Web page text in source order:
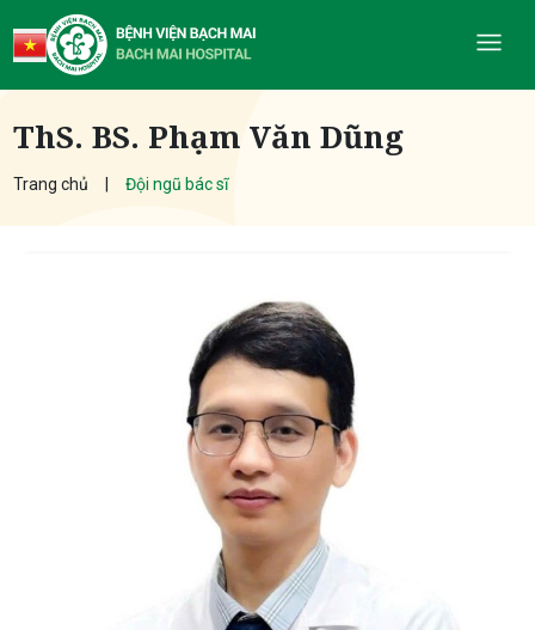
ThS. BS. Phạm Văn Dũng
Trang chủ Đội ngũ bác sĩ